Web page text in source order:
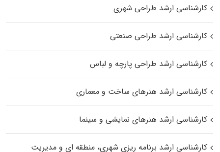
کارشناسی ارشد طراحی شهری
کارشناسی ارشد طراحی صنعتی
کارشناسی ارشد طراحی پارچه و لباس
کارشناسی ارشد هنرهای ساخت و معماری
کارشناسی ارشد هنرهای نمایشی و سینما
کارشناسی ارشد برنامه ریزی شهری، منطقه‌ ای و مدیریت